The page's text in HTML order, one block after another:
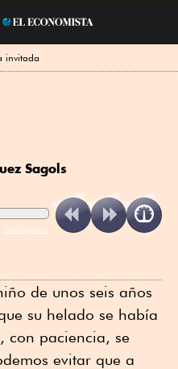
invitada
Sagols
ReadSpeaker
de unos seis años
su helado se había
con paciencia, se
evitar que a